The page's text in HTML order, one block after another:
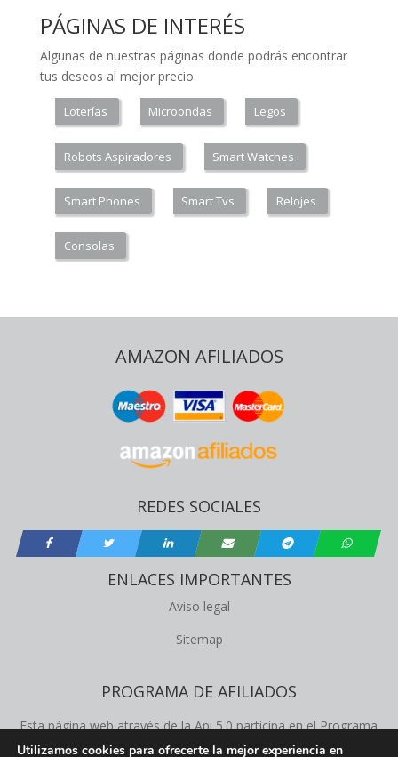
PÁGINAS DE INTERÉS
Algunas de nuestras páginas donde podrás encontrar
tus deseos al mejor precio.
Loterías Microondas Legos
Robots Aspiradores Smart Watches
Smart Phones Smart Tvs Relojes
Consolas
AMAZON AFILIADOS
REDES SOCIALES
ENLACES IMPORTANTES
Aviso legal
Sitemap
PROGRAMA DE AFILIADOS
Esta página web através de la Api 5.0 participa en el Programa
de Afiliados de Amazon Product Advertising, este programa
Utilizamos cookies para ofrecerte la mejor experiencia en